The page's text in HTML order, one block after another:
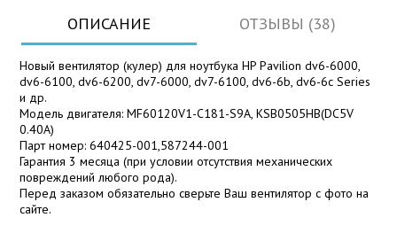
ОПИСАНИЕ ОТЗЫВЫ (38)
Новый вентилятор (кулер) для ноутбука HP Pavilion dv6-6000,
dv6-6100, dv6-6200, dv7-6000, dv7-6100, dv6-6b, dv6-6c Series
и др.
Модель двигателя: MF60120V1-C181-S9A, KSB0505HB(DC5V
0.40A)
Парт номер: 640425-001,587244-001
Гарантия 3 месяца (при условии отсутствия механических
повреждений любого рода).
Перед заказом обязательно сверьте Ваш вентилятор с фото на
сайте.